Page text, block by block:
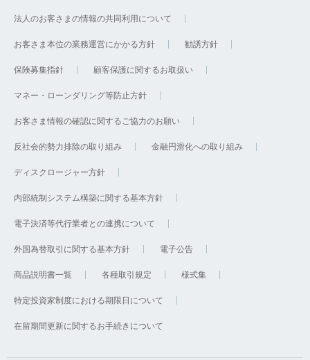
法人のお客さまの情報の共同利用について
お客さま本位の業務運営にかかる方針 勧誘方針
保険募集指針 顧客保護に関するお取扱い
マネー・ローンダリング等防止方針
お客さま情報の確認に関するご協力のお願い
反社会的勢力排除の取り組み 金融円滑化への取り組み
ディスクロージャー方針
内部統制システム構築に関する基本方針
電子決済等代行業者との連携について
外国為替取引に関する基本方針 電子公告
商品説明書一覧 各種取引規定 様式集
特定投資家制度における期限日について
在留期間更新に関するお手続きについて